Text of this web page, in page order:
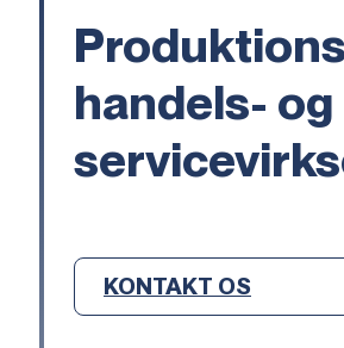
handels- og
KONTAKT OS